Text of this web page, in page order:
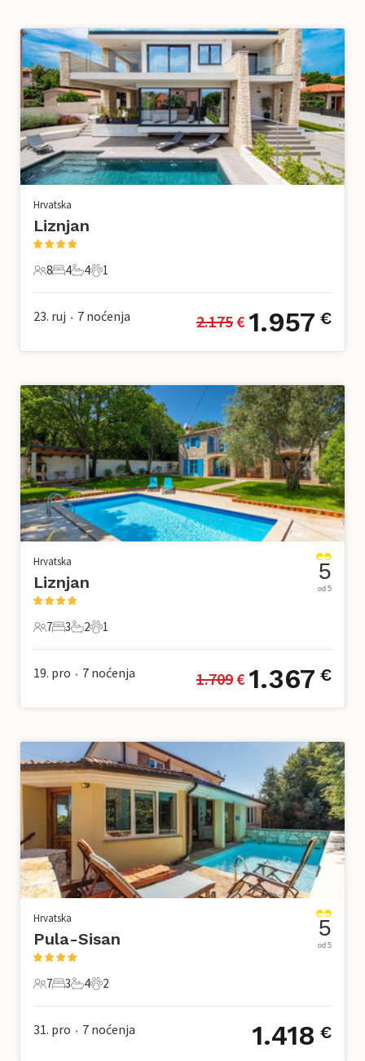
Hrvatska
Liznjan
8 Gosti
8
4 Spavaće sobe
4
4 Kupaonice
4
1 Kućni ljubimac
1
23. ruj • 7 noćenja 2.175 € 1.957 €
Hrvatska
Liznjan
7 Gosti
7
3 Spavaće sobe
3
2 Kupaonice
2
1 Kućni ljubimac
1
5
od 5
19. pro • 7 noćenja 1.709 € 1.367 €
Hrvatska
Pula-Sisan
7 Gosti
7
3 Spavaće sobe
3
4 Kupaonice
4
2 Kućni ljubimac
2
5
od 5
31. pro • 7 noćenja 1.418 €